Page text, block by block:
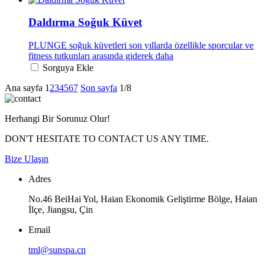
Daldırma Soğuk Küvet
PLUNGE soğuk küvetleri son yıllarda özellikle sporcular ve
fitness tutkunları arasında giderek daha
Sorguya Ekle
Ana sayfa 1 234567 Son sayfa 1/8
Herhangi Bir Sorunuz Olur!
DON'T HESITATE TO CONTACT US ANY TIME.
Bize Ulaşın
Adres
No.46 BeiHai Yol, Haian Ekonomik Geliştirme Bölge, Haian
İlçe, Jiangsu, Çin
Email
tml@sunspa.cn